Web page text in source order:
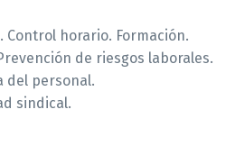
Control horario. Formación.
de riesgos laborales.
del personal.
sindical.